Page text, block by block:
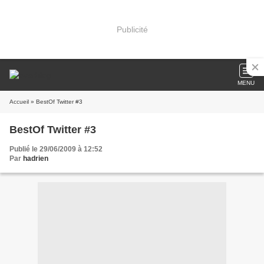
Publicité
MENU
Accueil » BestOf Twitter #3
BestOf Twitter #3
Publié le 29/06/2009 à 12:52
Par hadrien